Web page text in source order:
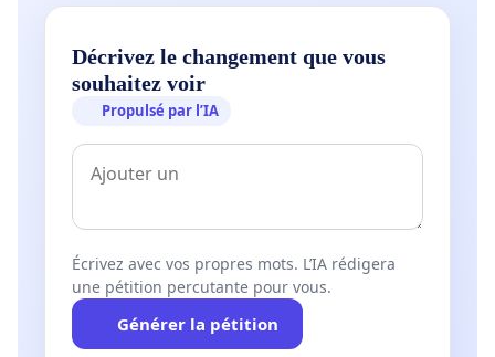
Décrivez le changement que vous
souhaitez voir
Propulsé par l’IA
Écrivez avec vos propres mots. L’IA rédigera
une pétition percutante pour vous.
Générer la pétition